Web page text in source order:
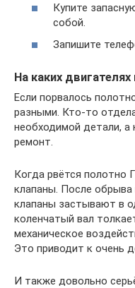
Купите
собой.
Запишите
На каких
Если порвалось
разными. Кто-то
необходимой детали,
ремонт.
Когда рвётся полотно
клапаны. После обрыва
клапаны застывают в
коленчатый вал
механическое
Это приводит к очень
И также довольно